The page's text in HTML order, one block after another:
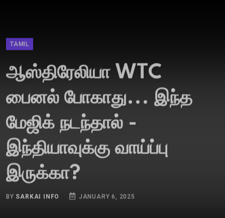
ஆஸ்திரேலியா WTC
பைனல் போகாது... இந்த
மேஜிக் நடந்தால் -
இந்தியாவுக்கு வாய்ப்பு
இருக்கா?
BYSARKAI INFO